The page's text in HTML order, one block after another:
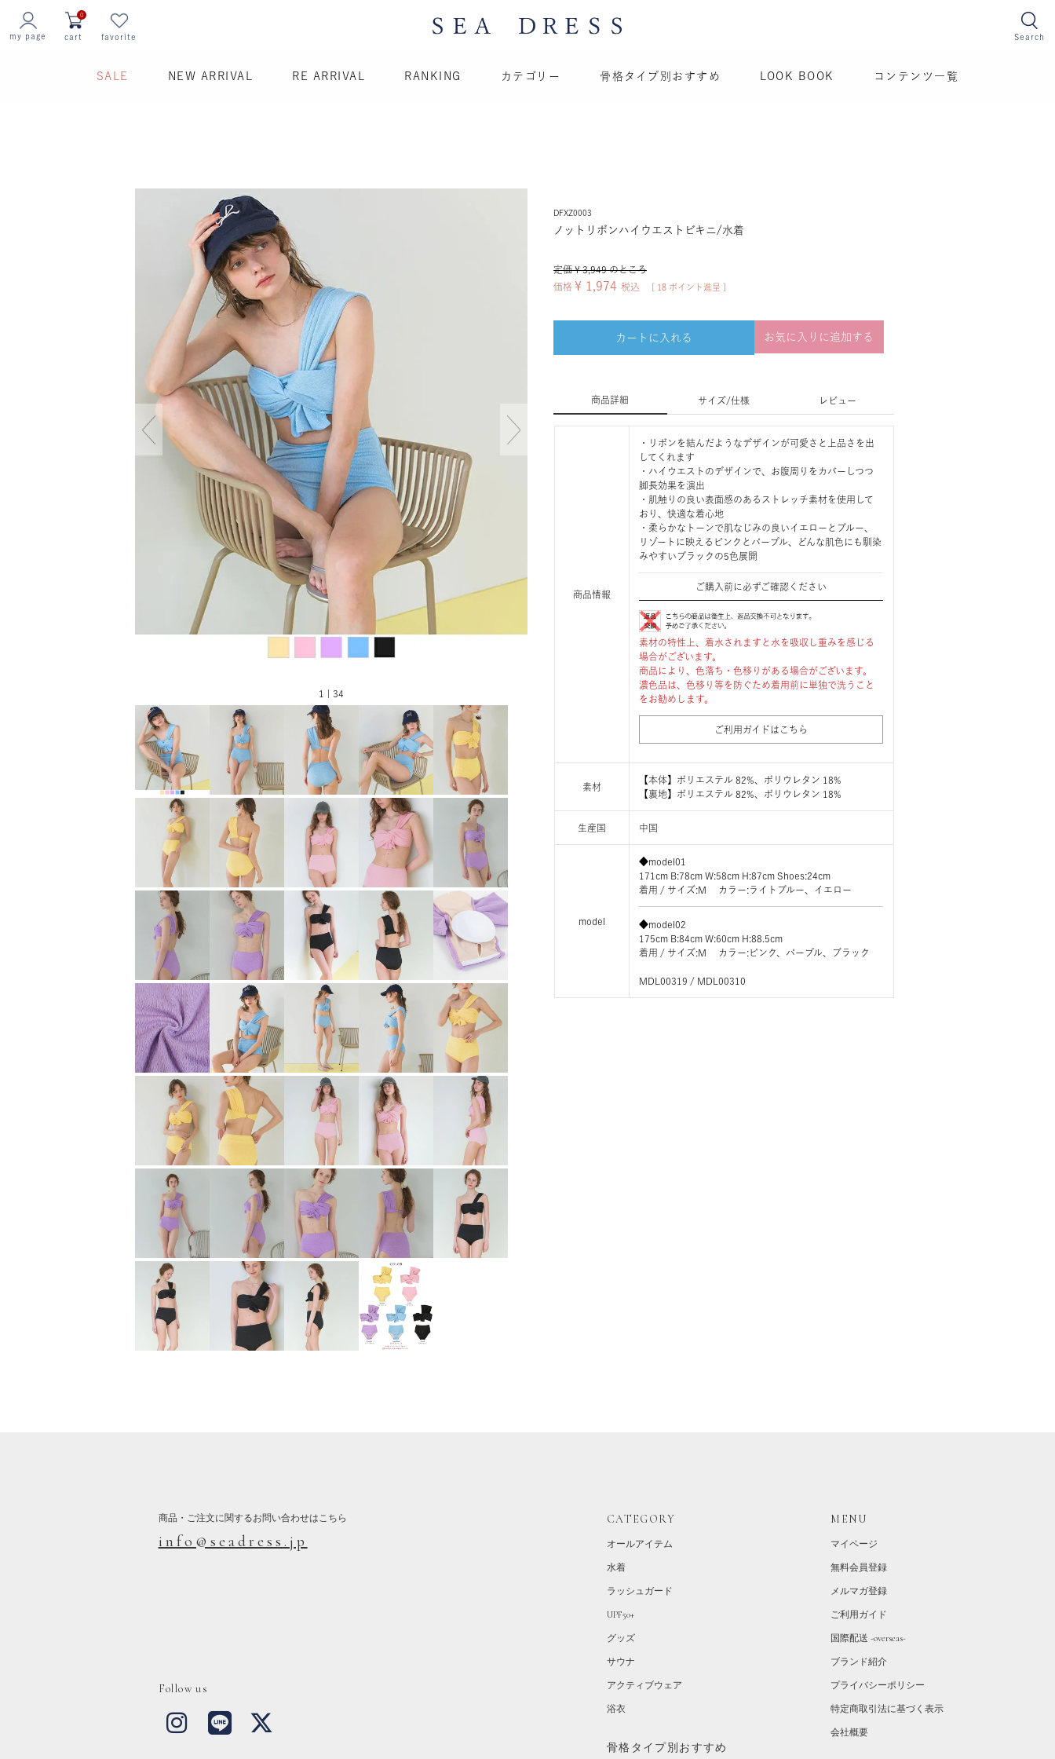
Search
my page cart
0
favorite
SALE NEW ARRIVAL RE ARRIVAL RANKING カテゴリー 骨格タイプ別おすすめ LOOK BOOK コンテンツ一覧
1 | 34
DFXZ0003
ノットリボンハイウエストビキニ/水着
定価 ¥ 3,949 のところ
価格 ¥ 1,974 税込 18 ポイント進呈 ]
カートに入れる お気に入りに追加する
商品詳細 サイズ/仕様 レビュー
商品情報
・リボンを結んだようなデザインが可愛さと上品さを出
してくれます
・ハイウエストのデザインで、お腹周りをカバーしつつ
脚長効果を演出
・肌触りの良い表面感のあるストレッチ素材を使用して
おり、快適な着心地
・柔らかなトーンで肌なじみの良いイエローとブルー、
リゾートに映えるピンクとパープル、どんな肌色にも馴染
みやすいブラックの5色展開
ご購入前に必ずご確認ください
素材の特性上、着水されますと水を吸収し重みを感じる
場合がございます。
商品により、色落ち・色移りがある場合がございます。
濃色品は、色移り等を防ぐため着用前に単独で洗うこと
をお勧めします。
ご利用ガイドはこちら
素材
【本体】ポリエステル 82%、ポリウレタン 18%
【裏地】ポリエステル 82%、ポリウレタン 18%
生産国 中国
model
◆model01
171cm B:78cm W:58cm H:87cm Shoes:24cm
着用 / サイズ:M カラー:ライトブルー、イエロー
◆model02
175cm B:84cm W:60cm H:88.5cm
着用 / サイズ:M カラー:ピンク、パープル、ブラック
MDL00319 / MDL00310
商品・ご注文に関するお問い合わせはこちら
info@seadress.jp
MENU
マイページ
無料会員登録
メルマガ登録
ご利用ガイド
国際配送 -overseas-
ブランド紹介
プライバシーポリシー
特定商取引法に基づく表示
会社概要
CATEGORY
オールアイテム
水着
ラッシュガード
UPF50+
グッズ
サウナ
アクティブウェア
浴衣
骨格タイプ別おすすめ
Follow us